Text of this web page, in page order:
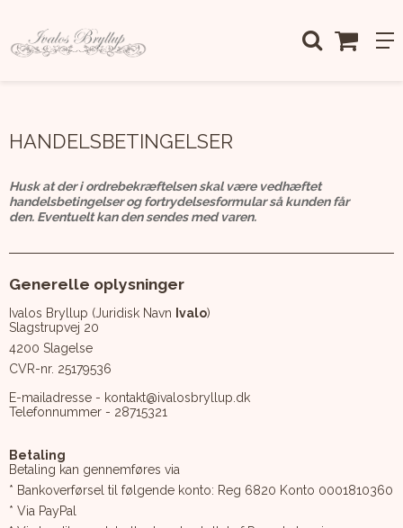
HANDELSBETINGELSER
Husk at der i ordrebekræftelsen skal være vedhæftet
handelsbetingelser og fortrydelsesformular så kunden får
den. Eventuelt kan den sendes med varen.
Generelle oplysninger
Ivalos Bryllup (Juridisk Navn Ivalo)
Slagstrupvej 20
4200 Slagelse
CVR-nr. 25179536
E-mailadresse - kontakt@ivalosbryllup.dk
Telefonnummer - 28715321
Betaling
Betaling kan gennemføres via
* Bankoverførsel til følgende konto: Reg 6820 Konto 0001810360
* Via PayPal